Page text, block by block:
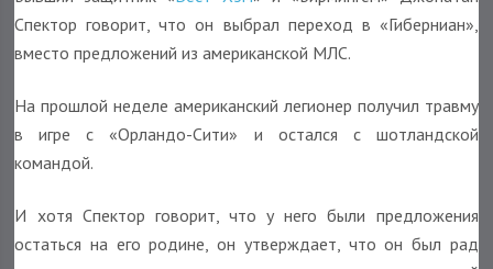
Спектор говорит, что он выбрал переход в «Гиберниан»,
вместо предложений из американской МЛС.
На прошлой неделе американский легионер получил травму
в игре с «Орландо-Сити» и остался с шотландской
командой.
И хотя Спектор говорит, что у него были предложения
остаться на его родине, он утверждает, что он был рад